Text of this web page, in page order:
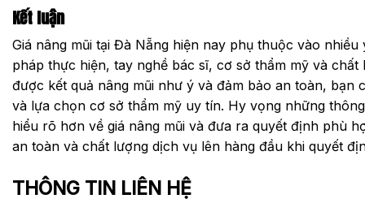
Kết luận
Giá nâng mũi tại Đà Nẵng hiện nay phụ thuộc vào
pháp thực hiện, tay nghề bác sĩ, cơ sở thẩm mỹ và chất
được kết quả nâng mũi như ý và đảm bảo an toàn, bạn
và lựa chọn cơ sở thẩm mỹ uy tín. Hy vọng những
hiểu rõ hơn về giá nâng mũi và đưa ra quyết định phù
an toàn và chất lượng dịch vụ lên hàng đầu khi quyết
THÔNG TIN LIÊN HỆ